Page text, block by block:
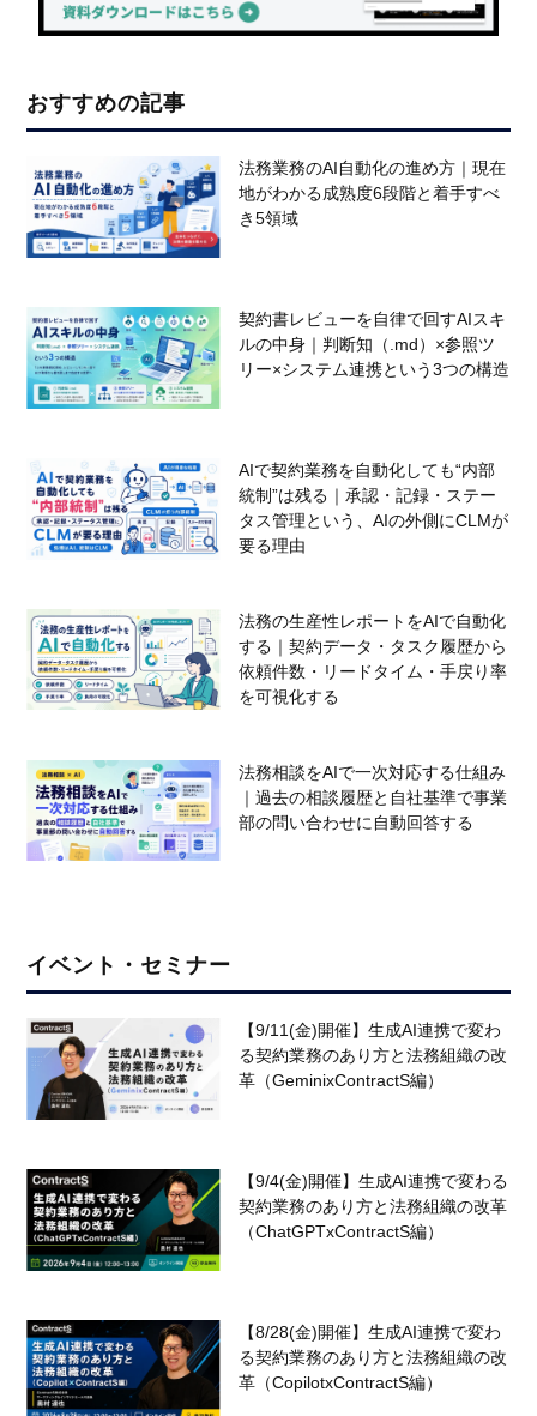
おすすめの記事
法務業務のAI自動化の進め方｜現在
地がわかる成熟度6段階と着手すべ
き5領域
契約書レビューを自律で回すAIスキ
ルの中身｜判断知（.md）×参照ツ
リー×システム連携という3つの構造
AIで契約業務を自動化しても“内部
統制”は残る｜承認・記録・ステー
タス管理という、AIの外側にCLMが
要る理由
法務の生産性レポートをAIで自動化
する｜契約データ・タスク履歴から
依頼件数・リードタイム・手戻り率
を可視化する
法務相談をAIで一次対応する仕組み
｜過去の相談履歴と自社基準で事業
部の問い合わせに自動回答する
イベント・セミナー
【9/11(金)開催】生成AI連携で変わ
る契約業務のあり方と法務組織の改
革（GeminixContractS編）
【9/4(金)開催】生成AI連携で変わる
契約業務のあり方と法務組織の改革
（ChatGPTxContractS編）
【8/28(金)開催】生成AI連携で変わ
る契約業務のあり方と法務組織の改
革（CopilotxContractS編）